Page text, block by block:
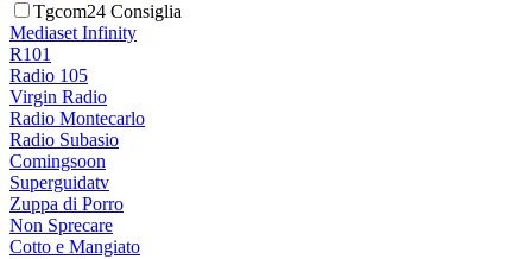
Tgcom24 Consiglia
Mediaset Infinity
R101
Radio 105
Virgin Radio
Radio Montecarlo
Radio Subasio
Comingsoon
Superguidatv
Zuppa di Porro
Non Sprecare
Cotto e Mangiato